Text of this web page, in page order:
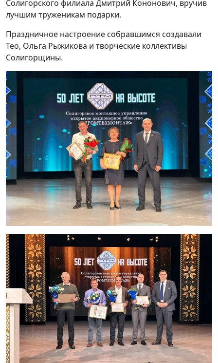
Солигорского филиала Дмитрий Кононович, вручив
лучшим труженикам подарки.
Праздничное настроение собравшимся создавали
Тео, Ольга Рыжикова и творческие коллективы
Солигорщины.